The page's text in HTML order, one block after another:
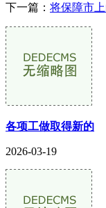
下一篇： 将保障市
各项工做取得新的
2026-03-19